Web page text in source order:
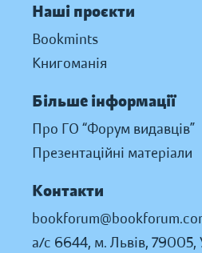
Наші проєкти
Bookmints
Книгоманія
Більше інформації
Про ГО “Форум видавців”
Презентаційні матеріали
Контакти
а/с 6644, м. Львів, 79005,